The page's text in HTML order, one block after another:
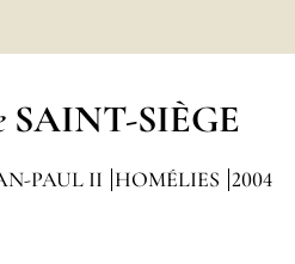
SAINT-SIÈGE
PAUL II HOMÉLIES 2004